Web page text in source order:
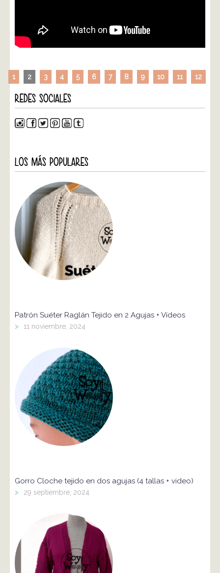
1 2 3 4 5 6 7 8 9 10 11 12
REDES SOCIALES
LOS MÁS POPULARES
Patrón Suéter Raglán Tejido en 2 Agujas + Vídeos
> 11 noviembre, 2024
Gorro Cloche tejido en dos agujas (4 tallas + video)
> 29 septiembre, 2024